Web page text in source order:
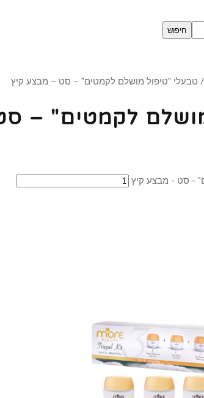
חיפוש
/ טבעלי "טיפול מושלם לקמטים" – סט – מבצע קיץ
לקמטים" –
- סט - מבצע קיץ